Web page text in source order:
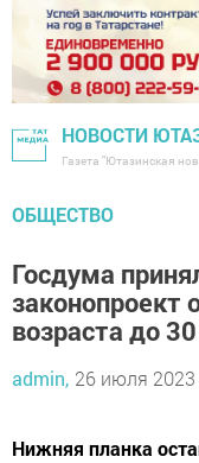
НОВОСТИ
Газета "Ютазинская
ОБЩЕСТВО
Госдума
законопроект
возраста до
admin, 26 июля 2023
Нижняя планка